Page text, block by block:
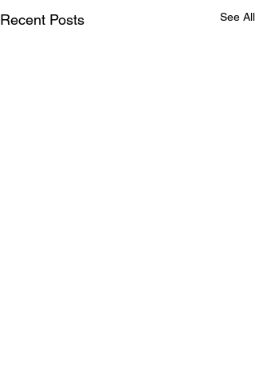
Recent Posts See All